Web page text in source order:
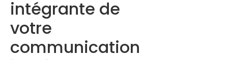
intégrante de
votre
communication